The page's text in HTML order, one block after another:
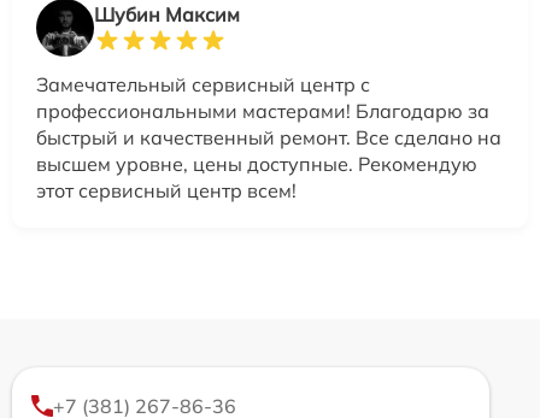
Шубин Максим
Замечательный сервисный центр с
профессиональными мастерами! Благодарю за
быстрый и качественный ремонт. Все сделано на
высшем уровне, цены доступные. Рекомендую
этот сервисный центр всем!
+7 (381) 267-86-36